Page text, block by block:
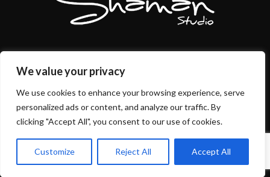
We value your privacy
We use cookies to enhance your browsing experience, serve
personalized ads or content, and analyze our traffic. By
clicking "Accept All", you consent to our use of cookies.
Customize Reject All Accept All